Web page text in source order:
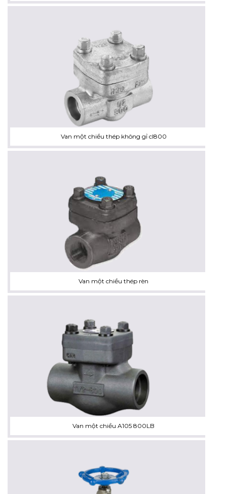
Van một chiều thép không gỉ cl800
Van một chiều thép rèn
Van một chiều A105 800LB